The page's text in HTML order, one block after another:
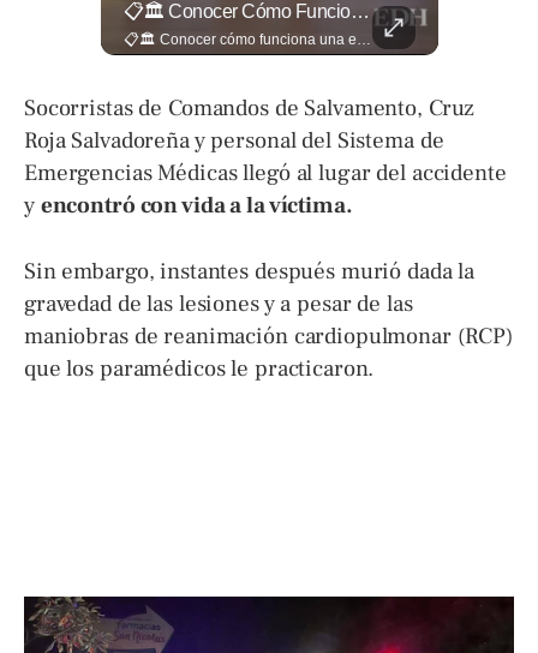
📋🏛️ Conocer Cómo Funciona Una Entrevista Consular Puede Marcar La Diferencia.
📋🏛️ Conocer cómo funciona una entrevista consular puede marcar la diferencia. Desde la información que el oficial revisa antes de recibirte hasta la importancia de responder con naturalidad y coherencia, una buena preparación puede darte mayor confianza al momento de acudir a la Embajada. Más detalles sobre migración en ➡️ eldiariodehoy.com
Socorristas de Comandos de Salvamento, Cruz
Roja Salvadoreña y personal del Sistema de
Emergencias Médicas llegó al lugar del accidente
y encontró con vida a la víctima.
Sin embargo, instantes después murió dada la
gravedad de las lesiones y a pesar de las
maniobras de reanimación cardiopulmonar (RCP)
que los paramédicos le practicaron.